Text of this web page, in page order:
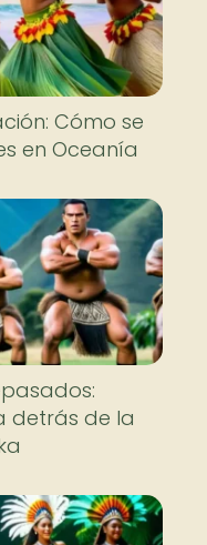
Cómo se
en Oceanía
detrás de la